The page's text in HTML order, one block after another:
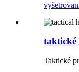
taktické
Taktické